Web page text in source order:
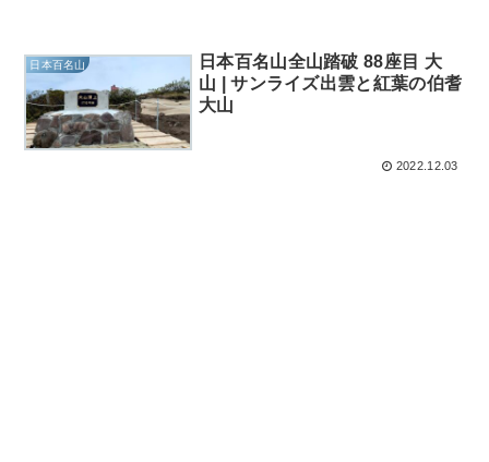
日本百名山
日本百名山全山踏破 88座目 大
山 | サンライズ出雲と紅葉の伯耆
大山
2022.12.03